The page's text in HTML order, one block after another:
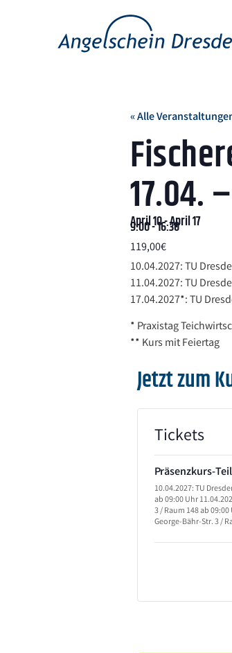
« Alle
17.04.
April 10-April 17
9:00-16:30
119,00€
10.04.2027: TU
11.04.2027: TU
17.04.2027*: TU
* Praxistag
** Kurs mit Feiertag
Jetzt zum
Tickets
Präsenzkurs-
10.04.2027: TU
ab 09:00 Uhr
3 / Raum 148 ab
George-Bähr-Str. 3 /